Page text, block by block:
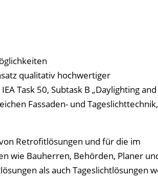
qualitativ hochwertiger
Task 50, Subtask B „Daylighting
Fassaden- und
Retrofitlösungen und für die im
wie Bauherren, Behörden, Planer
als auch Tageslichtlösungen